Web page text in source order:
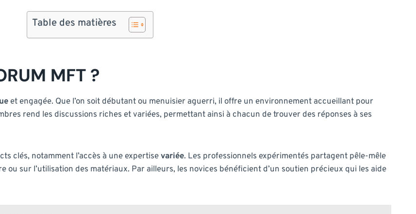
Table des matières
MFT ?
et engagée. Que l’on soit débutant ou menuisier aguerri, il offre un environnement accueillant pour
rend les discussions riches et variées, permettant ainsi à chacun de trouver des réponses à ses
clés, notamment l’accès à une expertisevariée. Les professionnels expérimentés partagent pêle-mêle
sur l’utilisation des matériaux. Par ailleurs, les novices bénéficient d’un soutien précieux qui les aide